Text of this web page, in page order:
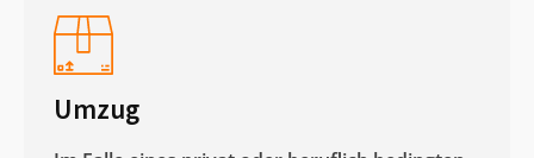
Umzug